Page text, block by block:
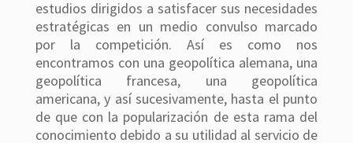
estudios dirigidos a satisfacer sus necesidades
estratégicas en un medio convulso marcado
por la competición. Así es como nos
encontramos con una geopolítica alemana, una
geopolítica francesa, una geopolítica
americana, y así sucesivamente, hasta el punto
de que con la popularización de esta rama del
conocimiento debido a su utilidad al servicio de